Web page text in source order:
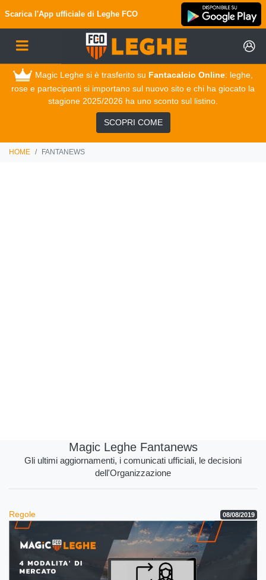
Scarica l'App ufficiale di Leghe FCO
Magic Leghe si è trasferito su Fantacalcio Online: leghe,
rose e partecipanti si importano sul nuovo sito e chi ha giocato la
stagione 2025/2026 ha uno sconto sul listino.
SCOPRI COME
HOME FANTANEWS
Magic Leghe Fantanews
Gli ultimi aggiornamenti, i comunicati ufficiali, le decisioni
dell'Organizzazione
Regole 08/08/2019